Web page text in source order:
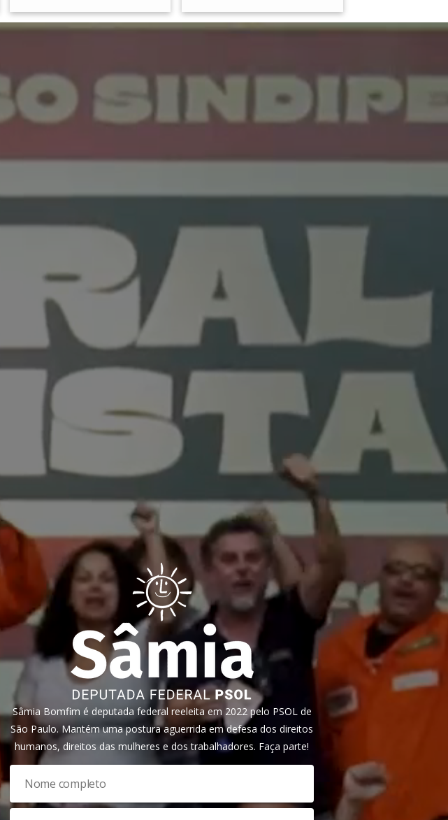
Sâmia Bomfim é deputada federal reeleita em 2022 pelo PSOL de
São Paulo. Mantém uma postura aguerrida em defesa dos direitos
humanos, direitos das mulheres e dos trabalhadores. Faça parte!